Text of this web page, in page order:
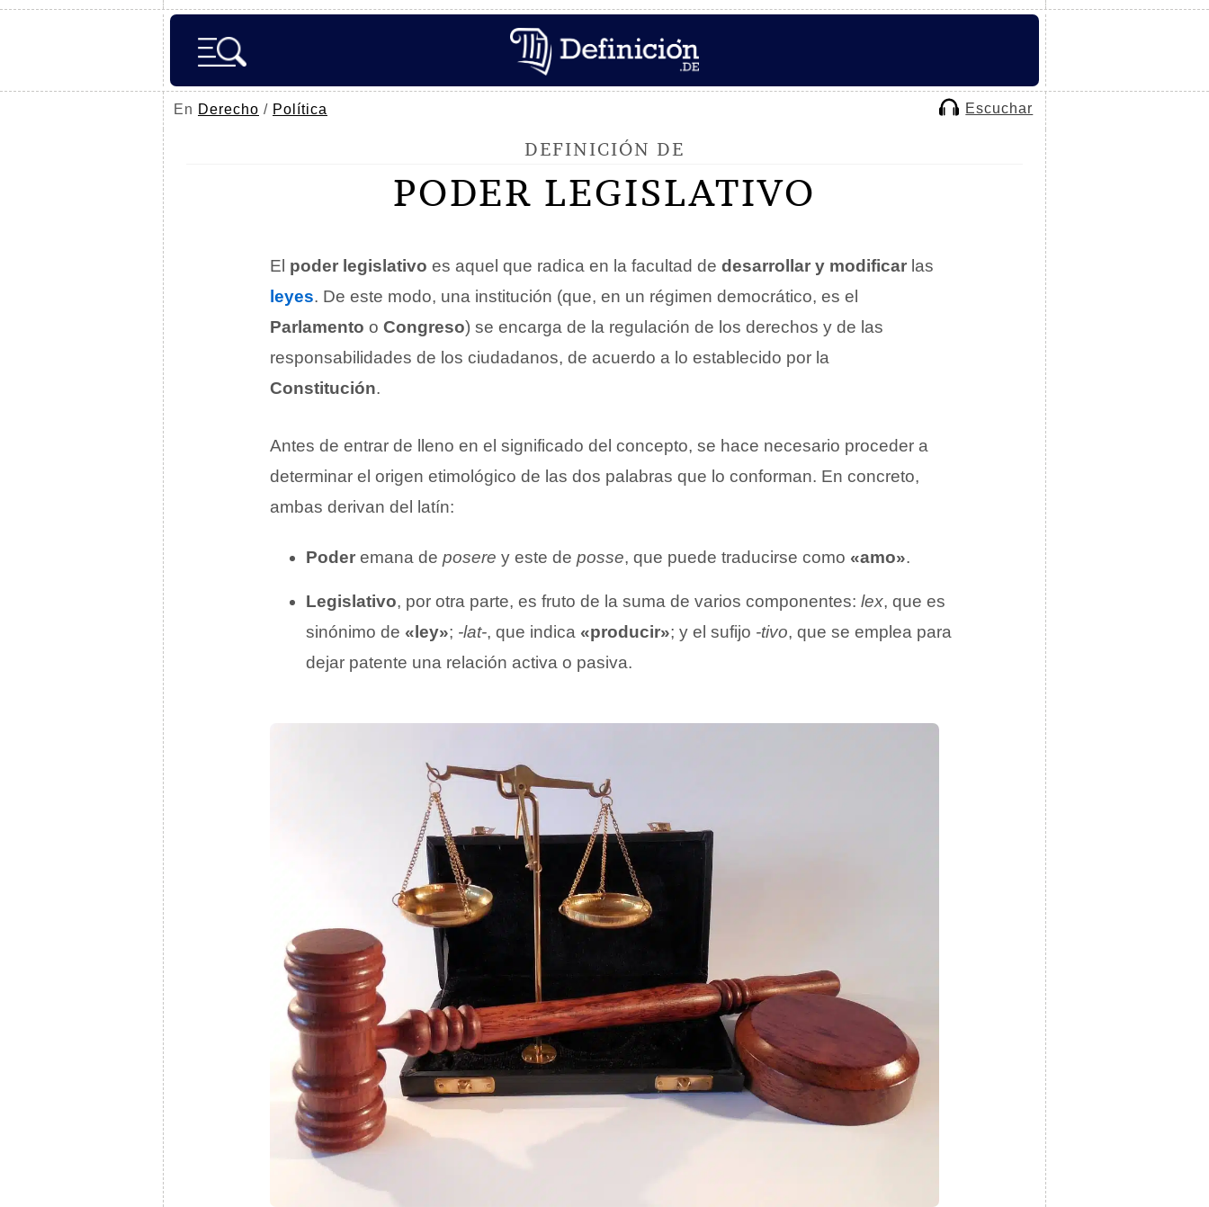
En Derecho / Política Escuchar
DEFINICIÓN DE
PODER LEGISLATIVO
El poder legislativo es aquel que radica en la facultad de desarrollar y modificar las
leyes. De este modo, una institución (que, en un régimen democrático, es el
Parlamento o Congreso) se encarga de la regulación de los derechos y de las
responsabilidades de los ciudadanos, de acuerdo a lo establecido por la
Constitución.
Antes de entrar de lleno en el significado del concepto, se hace necesario proceder a
determinar el origen etimológico de las dos palabras que lo conforman. En concreto,
ambas derivan del latín:
Poder emana de posere y este de posse, que puede traducirse como «amo».
Legislativo, por otra parte, es fruto de la suma de varios componentes: lex, que es
sinónimo de «ley»; -lat-, que indica «producir»; y el sufijo -tivo, que se emplea para
dejar patente una relación activa o pasiva.